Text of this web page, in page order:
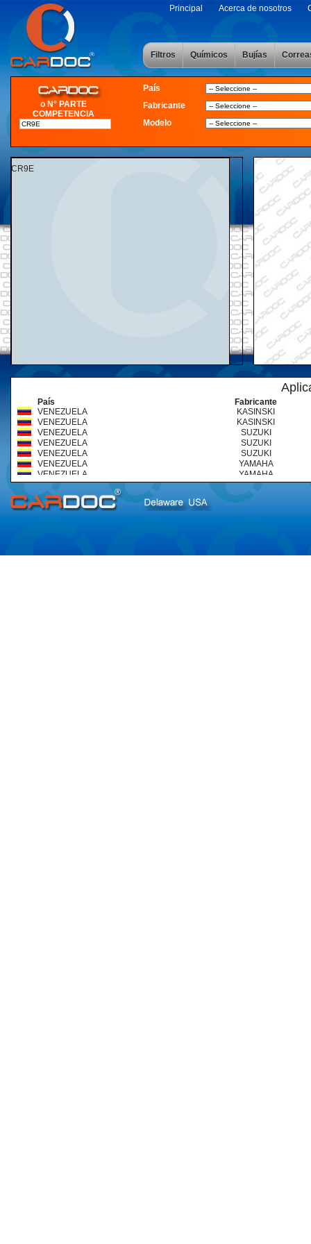
Principal Acerca de nosotros
Filtros Químicos Bujías
o N° PARTE
COMPETENCIA
País
Fabricante
Modelo
CR9E
País
Fabricante
VENEZUELA
KASINSKI
VENEZUELA
KASINSKI
VENEZUELA
SUZUKI
VENEZUELA
SUZUKI
VENEZUELA
SUZUKI
VENEZUELA
YAMAHA
VENEZUELA
YAMAHA